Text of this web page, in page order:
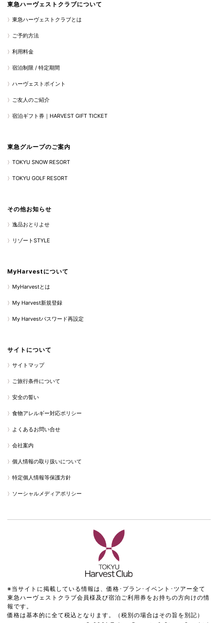
東急ハーヴェストクラブについて
東急ハーヴェストクラブとは
ご予約方法
利用料金
宿泊制限 / 特定期間
ハーヴェストポイント
ご友人のご紹介
宿泊ギフト券｜HARVEST GIFT TICKET
東急グループのご案内
TOKYU SNOW RESORT
TOKYU GOLF RESORT
その他お知らせ
逸品おとりよせ
リゾートSTYLE
MyHarvestについて
MyHarvestとは
My Harvest新規登録
My Harvestパスワード再設定
サイトについて
サイトマップ
ご旅行条件について
安全の誓い
食物アレルギー対応ポリシー
よくあるお問い合せ
会社案内
個人情報の取り扱いについて
特定個人情報等保護方針
ソーシャルメディアポリシー
※当サイトに掲載している情報は、価格･プラン･イベント･ツアー全て
東急ハーヴェストクラブ会員様及び宿泊ご利用券をお持ちの方向けの情
報です。
価格は基本的に全て税込となります。（税別の場合はその旨を別記）